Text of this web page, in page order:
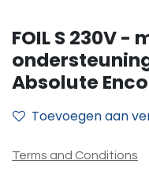
FOIL S 230V -
Absolute
Toevoegen aan
Terms and Conditions